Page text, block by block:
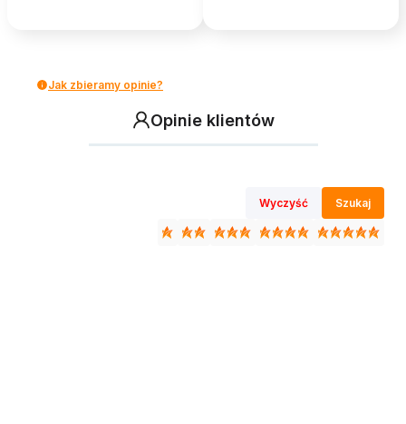
Jak zbieramy opinie?
Opinie klientów
Wyczyść Szukaj